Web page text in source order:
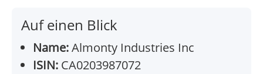
Auf einen Blick
Name:Almonty Industries Inc
ISIN: CA0203987072